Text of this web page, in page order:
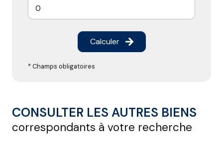
Calculer
* Champs obligatoires
CONSULTER LES AUTRES BIENS
correspondants à votre recherche